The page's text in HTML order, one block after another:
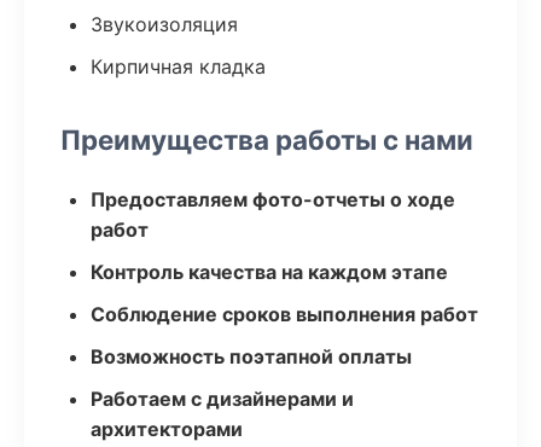
Звукоизоляция
Кирпичная кладка
Преимущества работы с нами
Предоставляем фото-отчеты о ходе
работ
Контроль качества на каждом этапе
Соблюдение сроков выполнения работ
Возможность поэтапной оплаты
Работаем с дизайнерами и
архитекторами